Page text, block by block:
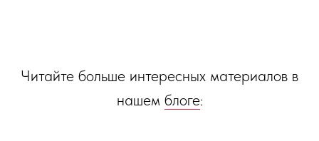
Читайте больше интересных материалов в
нашем блоге: